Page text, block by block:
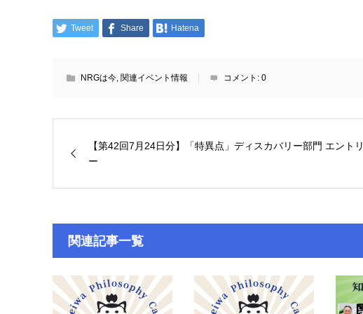
Tweet Share Hatena
NRGは今, 関連イベント情報 コメント: 0
【第42回7月24日分】「特異点」ディスカバリー部門 エントリ
ー
関連記事一覧